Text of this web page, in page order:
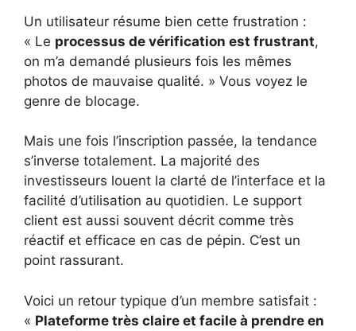
Un utilisateur résume bien cette frustration :
« Le processus de vérification est frustrant,
on m’a demandé plusieurs fois les mêmes
photos de mauvaise qualité. » Vous voyez le
genre de blocage.
Mais une fois l’inscription passée, la tendance
s’inverse totalement. La majorité des
investisseurs louent la clarté de l’interface et la
facilité d’utilisation au quotidien. Le support
client est aussi souvent décrit comme très
réactif et efficace en cas de pépin. C’est un
point rassurant.
Voici un retour typique d’un membre satisfait :
« Plateforme très claire et facile à prendre en